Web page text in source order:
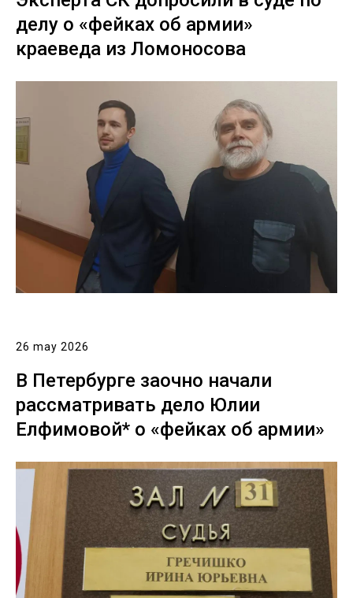
делу о «фейках об армии»
краеведа из Ломоносова
26 may 2026
В Петербурге заочно начали
рассматривать дело Юлии
Елфимовой* о «фейках об армии»